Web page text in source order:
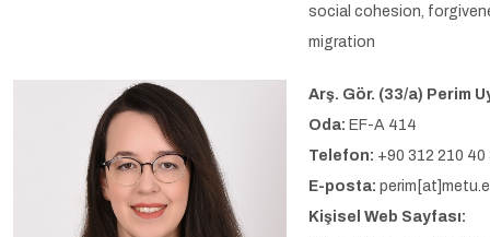
social cohesion,
migration
Arş. Gör. (33/a) Perim
Oda: EF-A 414
Telefon: +90 312 210 40
E-posta:
Kişisel Web Sayfası: